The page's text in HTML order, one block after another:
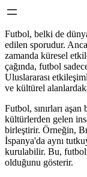
Futbol, belki de
edilen sporudur.
zamanda küresel
çağında, futbol
Uluslararası
ve kültürel
Futbol, sınırları
kültürlerden gelen
birleştirir. Örneğin,
İspanya'da aynı
kurulabilir. Bu,
olduğunu gösterir.